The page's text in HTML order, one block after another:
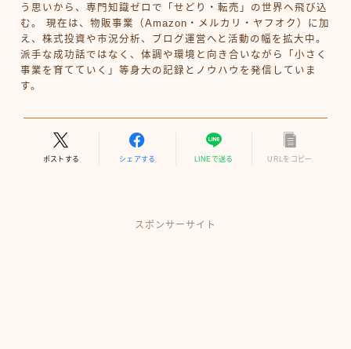
う思いから、専門知識ゼロで「せどり・転売」の世界へ飛び込
む。 現在は、物販事業（Amazon・メルカリ・ヤフオク）に加
え、株式投資や市況分析、ブログ運営へと活動の幅を拡大中。
派手な成功話ではなく、体調や環境と向き合いながら「小さく
事業を育てていく」等身大の記録とノウハウを発信していま
す。
ポストする シェアする LINEで送る URLをコピー
スポンサーサイト